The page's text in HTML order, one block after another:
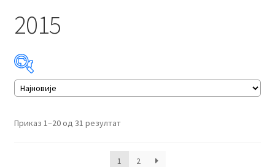
Почетна
Продавница
О филателији
Издања
2015
Приказ 1–20 од 31 резултатСортирано
најновијем
1
2